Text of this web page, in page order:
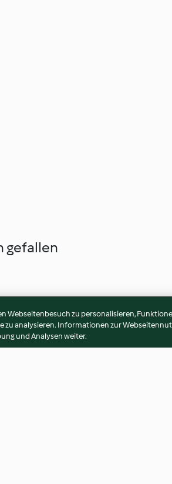
gefallen
Webseitenbesuch zu personalisieren,
analysieren. Informationen zur
und Analysen weiter.